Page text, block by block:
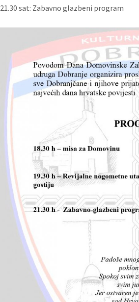
21.30 sat: Zabavno glazbeni program